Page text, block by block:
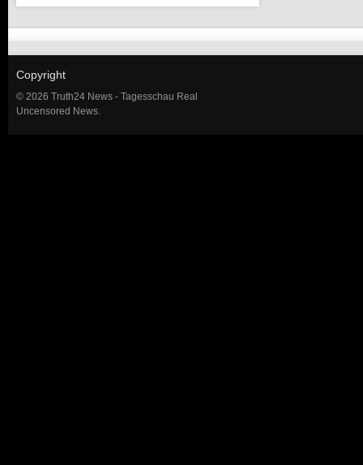
Copyright
© 2026 Truth24 News - Tagesschau Real
Uncensored News.